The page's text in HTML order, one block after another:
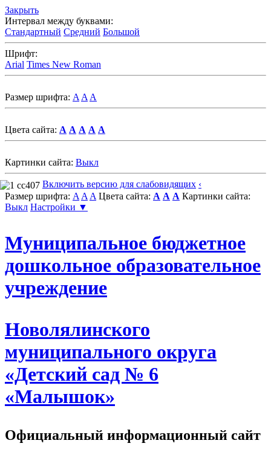
Закрыть
Интервал между буквами:
Стандартный Средний Большой
Шрифт:
Arial Times New Roman
Размер шрифта: A A A
Цвета сайта: A A A A A
Картинки сайта: Выкл
Включить версию для слабовидящих ‹
Размер шрифта: A A A Цвета сайта: A A A Картинки сайта:
Выкл Настройки ▼
Муниципальное бюджетное
дошкольное образовательное
учреждение
Новолялинского
муниципального округа
«Детский сад № 6
«Малышок»
Официальный информационный сайт